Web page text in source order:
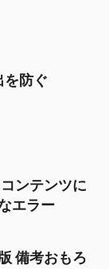
を防ぐ
ンテンツに
エラー
備考おもろ